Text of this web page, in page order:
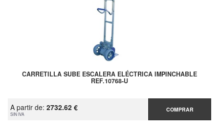
CARRETILLA SUBE ESCALERA ELÉCTRICA IMPINCHABLE
REF.10768-U
A partir de: 2732.62 €
SIN IVA
COMPRAR